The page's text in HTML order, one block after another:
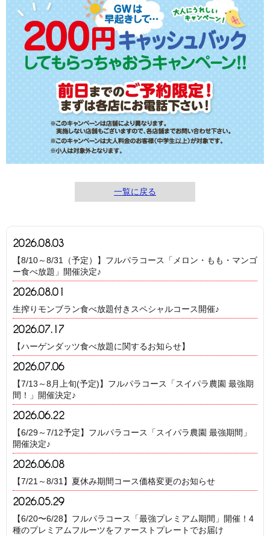
2026.08.03
【8/10～8/31（予定）】フルパラコース「メロン・もも・マンゴ
ー食べ放題」開催決定♪
2026.08.01
生搾りモンブラン食べ放題付きスペシャルコース開催♪
2026.07.17
【ハーゲンダッツ食べ放題に関するお知らせ】
2026.07.06
【7/13～8月上旬(予定)】フルパラコース「スイパラ農園 最強期
間！」開催決定♪
2026.06.22
【6/29～7/12予定】フルパラコース「スイパラ農園 最強期間」
開催決定♪
2026.06.08
【7/21～8/31】夏休み期間コース価格変更のお知らせ
2026.05.29
【6/20〜6/28】フルパラコース「最強プレミアム期間」開催！4
種のプレミアムフルーツをファーストプレートでお届け
一覧に戻る